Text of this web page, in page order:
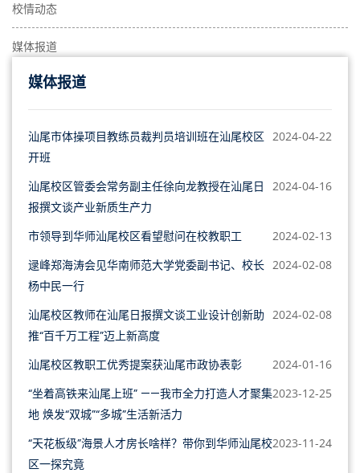
校情动态
媒体报道
媒体报道
2024-04-22
汕尾市体操项目教练员裁判员培训班在汕尾校区
开班
2024-04-16
汕尾校区管委会常务副主任徐向龙教授在汕尾日
报撰文谈产业新质生产力
2024-02-13
市领导到华师汕尾校区看望慰问在校教职工
2024-02-08
逯峰郑海涛会见华南师范大学党委副书记、校长
杨中民一行
2024-02-08
汕尾校区教师在汕尾日报撰文谈工业设计创新助
推“百千万工程”迈上新高度
2024-01-16
汕尾校区教职工优秀提案获汕尾市政协表彰
2023-12-25
“坐着高铁来汕尾上班” ——我市全力打造人才聚集
地 焕发“双城”“多城”生活新活力
2023-11-24
“天花板级”海景人才房长啥样？带你到华师汕尾校
区一探究竟